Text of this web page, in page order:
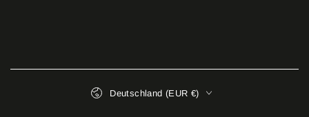
Deutschland (EUR €)